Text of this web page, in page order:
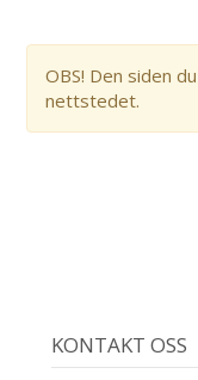
OBS! Den siden
nettstedet.
KONTAKT OSS